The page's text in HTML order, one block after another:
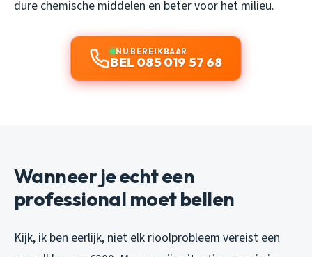
dure chemische middelen en beter voor het milieu.
NU BEREIKBAAR
BEL 085 019 57 68
Wanneer je echt een
professional moet bellen
Kijk, ik ben eerlijk, niet elk rioolprobleem vereist een